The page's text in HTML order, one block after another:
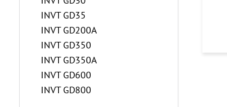
INVT GD35
INVT GD200A
INVT GD350
INVT GD350A
INVT GD600
INVT GD800